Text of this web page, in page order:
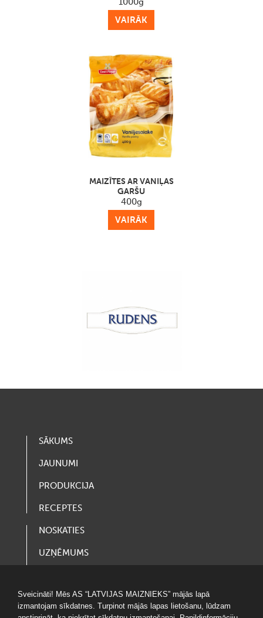
VAIRĀK
MAIZĪTES AR VANIĻAS
GARŠU
400g
VAIRĀK
SĀKUMS
JAUNUMI
PRODUKCIJA
RECEPTES
NOSKATIES
UZŅĒMUMS
LOTERIJAS
Sveicināti! Mēs AS “LATVIJAS MAIZNIEKS” mājās lapā
izmantojam sīkdatnes. Turpinot mājās lapas lietošanu, lūdzam